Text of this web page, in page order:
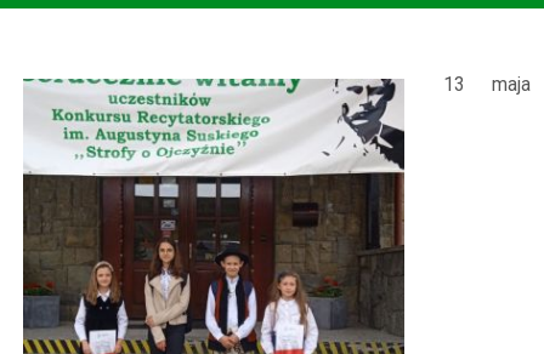
13 maja